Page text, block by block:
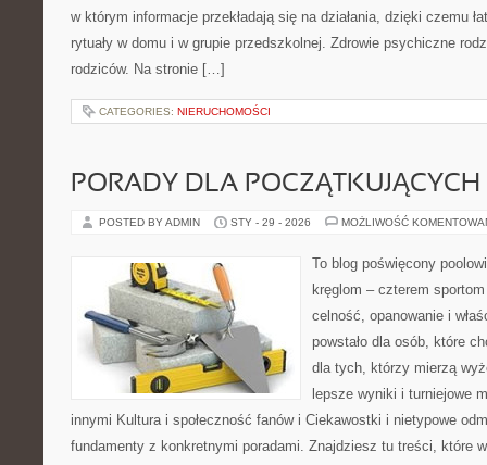
w którym informacje przekładają się na działania, dzięki czemu
rytuały w domu i w grupie przedszkolnej. Zdrowie psychiczne
rodziców. Na stronie […]
CATEGORIES: NIERUCHOMOŚCI
PORADY DLA POCZĄTKUJĄCYCH
POSTED BY ADMIN STY - 29 - 2026 MOŻLIWOŚĆ
To blog poświęcony
kręglom – czterem
celność, opanowanie i
powstało dla osób, które
dla tych, którzy mierzą
lepsze wyniki i turniejowe
innymi Kultura i społeczność fanów i Ciekawostki i nietypowe
fundamenty z konkretnymi poradami. Znajdziesz tu treści, które